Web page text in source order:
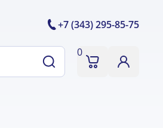
+7 (343) 295-85-75
0